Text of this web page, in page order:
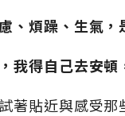
、煩躁、生氣，
我得自己去安頓
著貼近與感受